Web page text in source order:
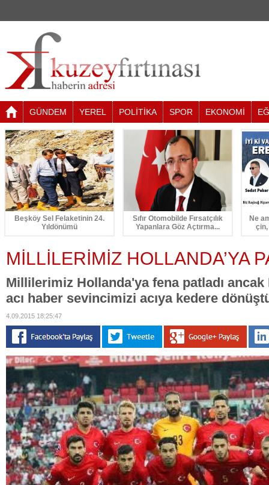
GÜNDEM YEREL POLİTİKA SPOR EKONOMİ
Beşköy Sel Felaketinin 24.
Yıldönümü
Sıfır Otomobilde Fırsatçılık
Yapanlara Göz Açtırma...
Ne
MİLLİLERİMİZ HOLLANDA’YA
Millilerimiz Hollanda'ya fena patladı
acı haber sevincimizi acıya kedere
4.09.2015 18:25:47